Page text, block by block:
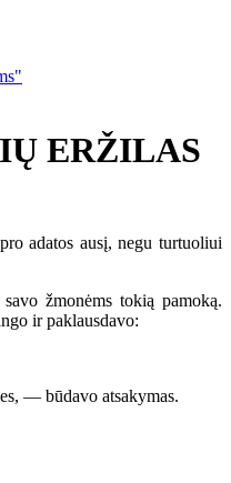
ERŽILAS
adatos ausį, negu turtuoliui
žmonėms tokią pamoką.
ir paklausdavo:
— būdavo atsakymas.